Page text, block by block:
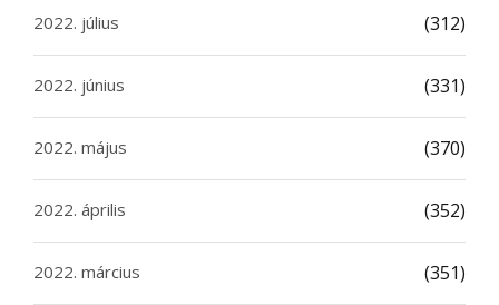
2022. július (312)
2022. június (331)
2022. május (370)
2022. április (352)
2022. március (351)